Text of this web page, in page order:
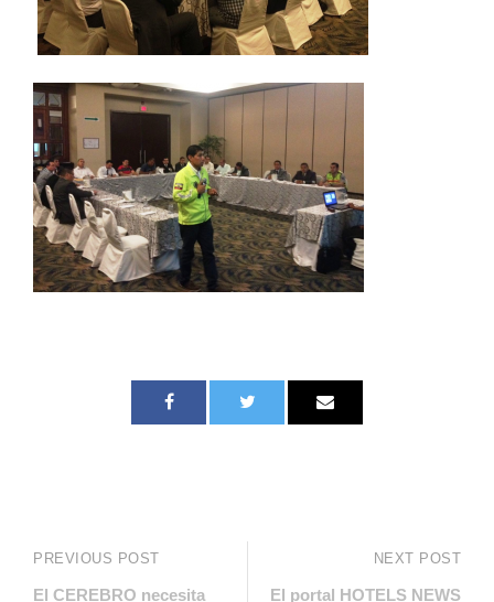
PREVIOUS POST
El CEREBRO necesita
NEXT POST
El portal HOTELS NEWS